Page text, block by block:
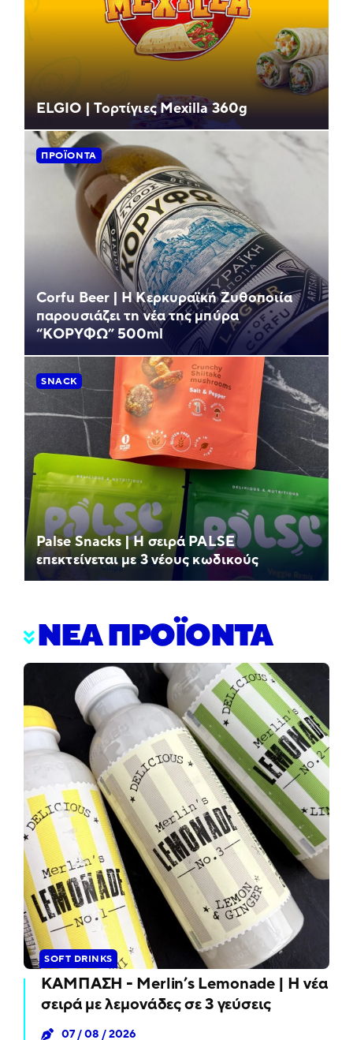
ELGIO | Τορτίγιες Mexilla 360g
ΠΡΟΪΌΝΤΑ
Corfu Beer | Η Κερκυραϊκή Ζυθοποιία
παρουσιάζει τη νέα της μπύρα
“ΚΟΡΥΦΩ” 500ml
SNACK
Palse Snacks | Η σειρά PALSE
επεκτείνεται με 3 νέους κωδικούς
ΝΕΑ ΠΡΟΪΟΝΤΑ
SOFT DRINKS
ΚΑΜΠΑΣΗ - Merlin’s Lemonade | Η νέα
σειρά με λεμονάδες σε 3 γεύσεις
07 / 08 / 2026